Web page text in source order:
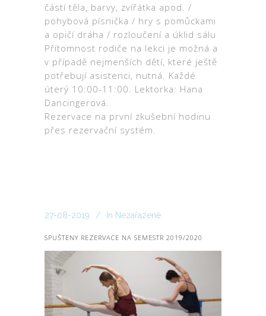
částí těla, barvy, zvířátka apod. /
pohybová písnička / hry s pomůckami
a opičí dráha / rozloučení a úklid sálu
Přítomnost rodiče na lekci je možná a
v případě nejmenších dětí, které ještě
potřebují asistenci, nutná. Každé
úterý 10:00-11:00. Lektorka: Hana
Dancingerová.
Rezervace na první zkušební hodinu
přes rezervační systém.
27-08-2019 In Nezařazené
SPUŠTENY REZERVACE NA SEMESTR 2019/2020